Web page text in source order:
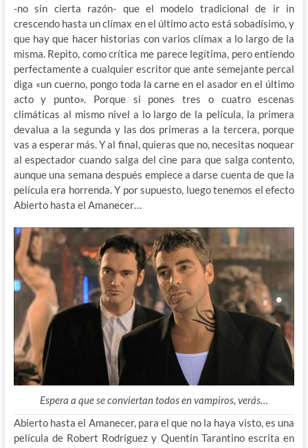
-no sin cierta razón- que el modelo tradicional de ir in
crescendo hasta un clímax en el último acto está sobadísimo, y
que hay que hacer historias con varios clímax a lo largo de la
misma. Repito, como crítica me parece legítima, pero entiendo
perfectamente a cualquier escritor que ante semejante percal
diga «un cuerno, pongo toda la carne en el asador en el último
acto y punto». Porque si pones tres o cuatro escenas
climáticas al mismo nivel a lo largo de la película, la primera
devalua a la segunda y las dos primeras a la tercera, porque
vas a esperar más. Y al final, quieras que no, necesitas noquear
al espectador cuando salga del cine para que salga contento,
aunque una semana después empiece a darse cuenta de que la
película era horrenda. Y por supuesto, luego tenemos el efecto
Abierto hasta el Amanecer…
Espera a que se conviertan todos en vampiros, verás…
Abierto hasta el Amanecer, para el que no la haya visto, es una
película de Robert Rodríguez y Quentin Tarantino escrita en